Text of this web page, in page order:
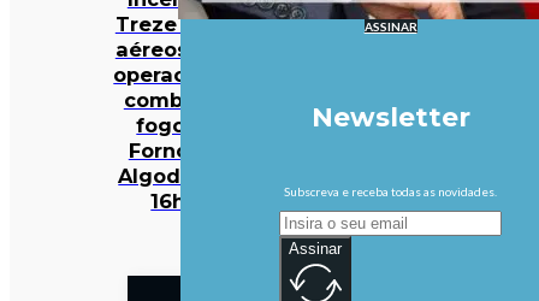
Treze meios
aéreos e 301
operacionais
combatem
fogo em
Fornos de
Algodres às
16h50
ASSINAR
Newsletter
Subscreva e receba todas as novidades.
Assinar